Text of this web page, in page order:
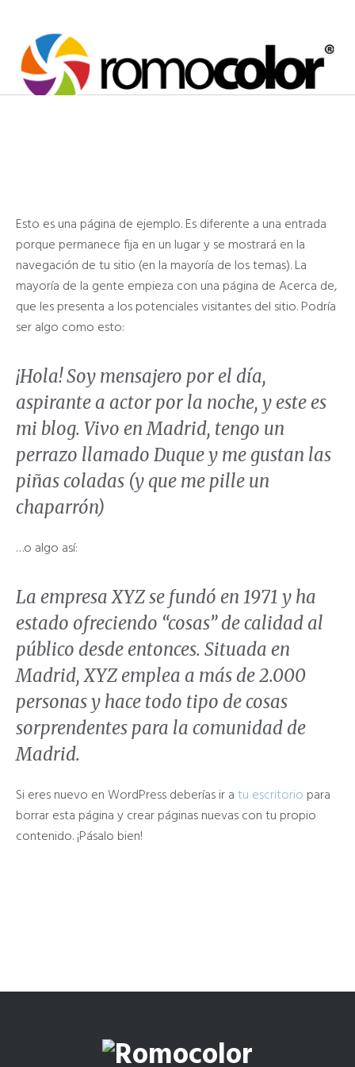
Página de
ejemplo
(444) 813.51.00 y (444) 813.00.86
Esto es una página de ejemplo. Es diferente a una entrada
porque permanece fija en un lugar y se mostrará en la
navegación de tu sitio (en la mayoría de los temas). La
mayoría de la gente empieza con una página de Acerca de,
que les presenta a los potenciales visitantes del sitio. Podría
ser algo como esto:
¡Hola! Soy mensajero por el día,
aspirante a actor por la noche, y este es
mi blog. Vivo en Madrid, tengo un
perrazo llamado Duque y me gustan las
piñas coladas (y que me pille un
chaparrón)
…o algo así:
La empresa XYZ se fundó en 1971 y ha
estado ofreciendo “cosas” de calidad al
público desde entonces. Situada en
Madrid, XYZ emplea a más de 2.000
personas y hace todo tipo de cosas
sorprendentes para la comunidad de
Madrid.
Si eres nuevo en WordPress deberías ir atu escritorio para
borrar esta página y crear páginas nuevas con tu propio
contenido. ¡Pásalo bien!